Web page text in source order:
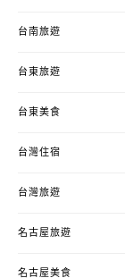
台南旅遊
台東旅遊
台東美食
台灣住宿
台灣旅遊
名古屋旅遊
名古屋美食